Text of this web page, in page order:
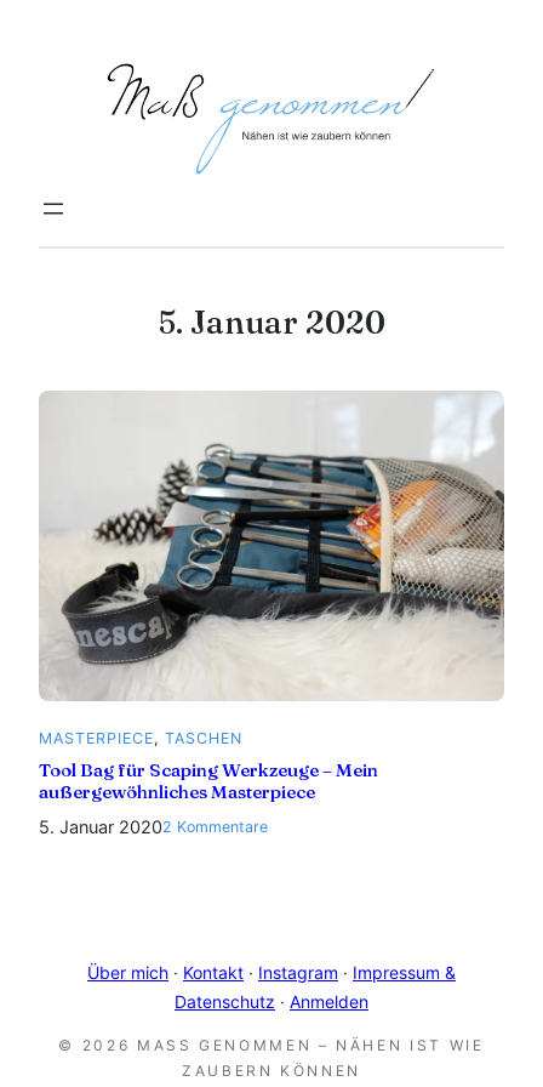
springen
5. Januar 2020
MASTERPIECE, TASCHEN
Tool Bag für Scaping Werkzeuge – Mein
außergewöhnliches Masterpiece
5. Januar 20202 Kommentarezu
–
Mein
Masterpiece
Über mich · Kontakt · Instagram · Impressum &
Datenschutz · Anmelden
© 2026 MASS GENOMMEN – NÄHEN IST WIE Z
AUBERN KÖNNEN